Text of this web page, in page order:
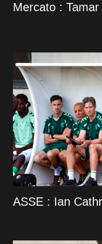
Mercato :
ASSE : Ian